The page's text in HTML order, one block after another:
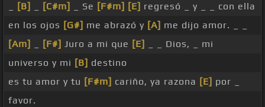
[B] [C#m] _ Se [F#m] [E] regresó _ y _ _ con ella
en los ojos [G#] me abrazó y [A] me dijo amor. _ _
[Am]
[F#] Juro a mi que [E]
_ _ Dios, _ mi
universo y mi [B] destino
es tu amor y tu [F#m] cariño, ya razona [E] por _
favor.